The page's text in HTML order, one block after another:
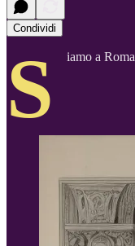
Condividi
S iamo a